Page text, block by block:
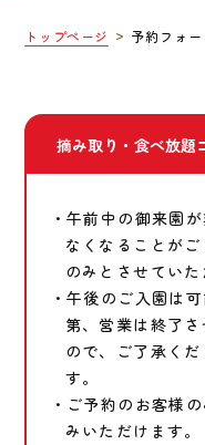
トップページ 予約フォ
摘み取り・食べ放題
・午前中の御来園
なくなることが
のみとさせていた
・午後のご入園は
第、営業は終了
ので、ご了承く
す。
・ご予約のお客様
みいただけます。